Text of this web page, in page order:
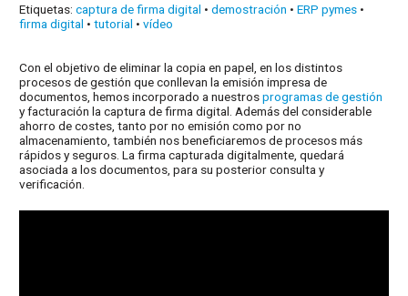
Etiquetas:captura de firma digital •demostración •ERP pymes •
firma digital •tutorial •vídeo
Con el objetivo de eliminar la copia en papel, en los distintos
procesos de gestión que conllevan la emisión impresa de
documentos, hemos incorporado a nuestrosprogramas de gestión
y facturación la captura de firma digital. Además del considerable
ahorro de costes, tanto por no emisión como por no
almacenamiento, también nos beneficiaremos de procesos más
rápidos y seguros. La firma capturada digitalmente, quedará
asociada a los documentos, para su posterior consulta y
verificación.